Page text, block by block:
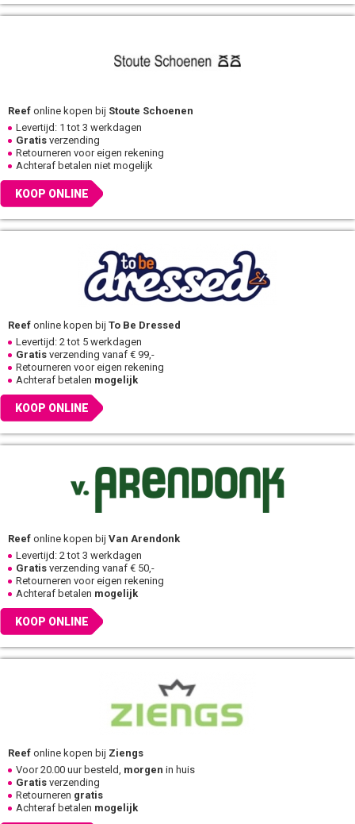
Reef online kopen bij Stoute Schoenen
Levertijd: 1 tot 3 werkdagen
Gratis verzending
Retourneren voor eigen rekening
Achteraf betalen niet mogelijk
KOOP ONLINE
Reef online kopen bij To Be Dressed
Levertijd: 2 tot 5 werkdagen
Gratis verzending vanaf € 99,-
Retourneren voor eigen rekening
Achteraf betalen mogelijk
KOOP ONLINE
Reef online kopen bij Van Arendonk
Levertijd: 2 tot 3 werkdagen
Gratis verzending vanaf € 50,-
Retourneren voor eigen rekening
Achteraf betalen mogelijk
KOOP ONLINE
Reef online kopen bij Ziengs
Voor 20.00 uur besteld, morgen in huis
Gratis verzending
Retourneren gratis
Achteraf betalen mogelijk